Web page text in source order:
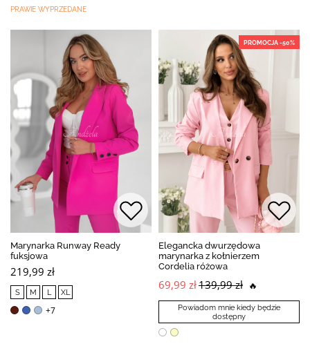
PRAWIE WYPRZEDANE
Marynarka Runway Ready
fuksjowa
219,99 zł
S M L XL
+7
PROMOCJA -50%
Elegancka dwurzędowa
marynarka z kołnierzem
Cordelia różowa
69,99 zł139,99 zł 🔥
Powiadom mnie kiedy będzie
dostępny